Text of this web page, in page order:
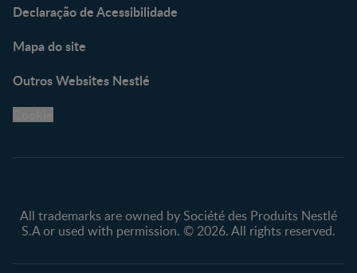
Declaração de Acessibilidade
Mapa do site
Outros Websites Nestlé
All trademarks are owned by Société des Produits Nestlé
S.A or used with permission. © 2026. All rights reserved.